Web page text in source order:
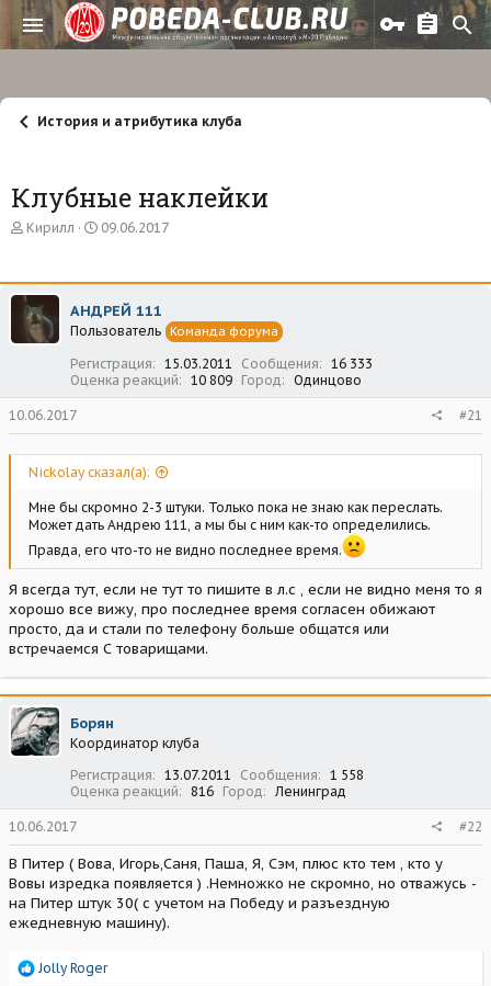
История и атрибутика клуба
Клубные наклейки
А
о
р
т
е
Кирилл
Д
а
а
ч
л
а
09.06.2017
АНДРЕЙ 111
Пользователь Команда форума
Регистрация 15.03.2011 Сообщения
16 333
Оценка реакций
10 809 Город Одинцово
10.06.2017 #21
Nickolay сказал(а):
Мне бы скромно 2-3 штуки. Только пока не знаю как переслать.
Может дать Андрею 111, а мы бы с ним как-то определились.
Правда, его что-то не видно последнее время.
Я всегда тут, если не тут то пишите в л.с , если не видно меня то я
хорошо все вижу, про последнее время согласен обижают
просто, да и стали по телефону больше общатся или
встречаемся С товарищами.
Борян
Координатор клуба
Регистрация
13.07.2011 Сообщения
1 558
Оценка реакций
816 Город Ленинград
10.06.2017 #22
В Питер ( Вова, Игорь,Саня, Паша, Я, Сэм, плюс кто тем , кто у
Вовы изредка появляется ) .Немножко не скромно, но отважусь -
на Питер штук 30( с учетом на Победу и разъездную
ежедневную машину).
Р
Jolly Roger